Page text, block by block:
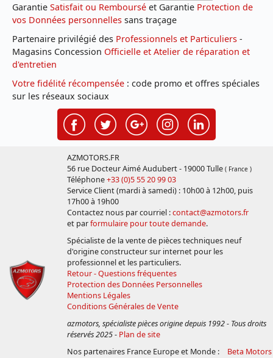
Garantie Satisfait ou Remboursé et Garantie Protection de
vos Données personnelles sans traçage
Partenaire privilégié des Professionnels et Particuliers -
Magasins Concession Officielle et Atelier de réparation et
d'entretien
Votre fidélité récompensée : code promo et offres spéciales
sur les réseaux sociaux
AZMOTORS.FR
56 rue Docteur Aimé Audubert - 19000 Tulle ( France )
Téléphone+33 (0)5 55 20 99 03
Service Client (mardi à samedi) : 10h00 à 12h00, puis
17h00 à 19h00
Contactez nous par courriel :contact@azmotors.fr
et parformulaire pour toute demande.
Spécialiste de la vente de pièces techniques neuf
d'origine constructeur sur internet pour les
professionnel et les particuliers.
Retour - Questions fréquentes
Protection des Données Personnelles
Mentions Légales
Conditions Générales de Vente
azmotors, spécialiste pièces origine depuis 1992 - Tous droits
réservés 2025- Plan de site
Nos partenaires France Europe et Monde :
Beta Motors